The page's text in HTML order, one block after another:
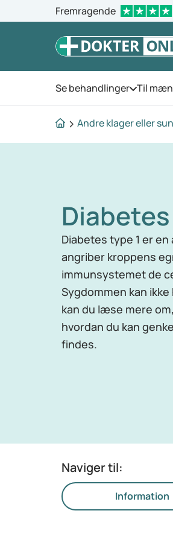
Fremragende
Se behandlingerÅbn
Til
Andre klager eller
Diabetes type 1 er
angriber kroppens
immunsystemet de
Sygdommen kan
kan du læse mere
hvordan du kan
findes.
Naviger til:
Information